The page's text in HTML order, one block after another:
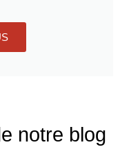
notre blog